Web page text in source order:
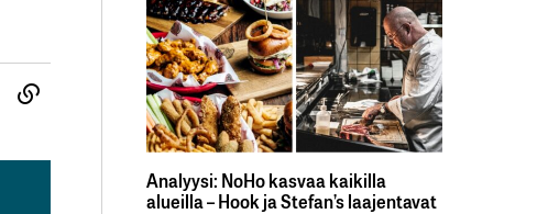
Analyysi: NoHo kasvaa kaikilla
alueilla – Hook ja Stefan’s laajentavat